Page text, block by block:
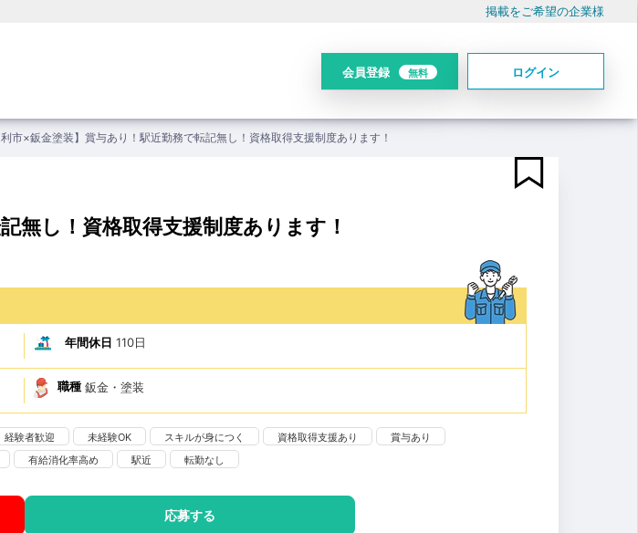
掲載をご希望の企業様
会員登録 無料 ログイン
利市×鈑金塗装】賞与あり！駅近勤務で転記無し！資格取得支援制度あります！
無し！資格取得支援制度あります！
年間休日 110日
職種 鈑金・塗装
経験者歓迎 未経験OK スキルが身につく 資格取得支援あり
賞与あり
有給消化率高め 駅近 転勤なし
応募する